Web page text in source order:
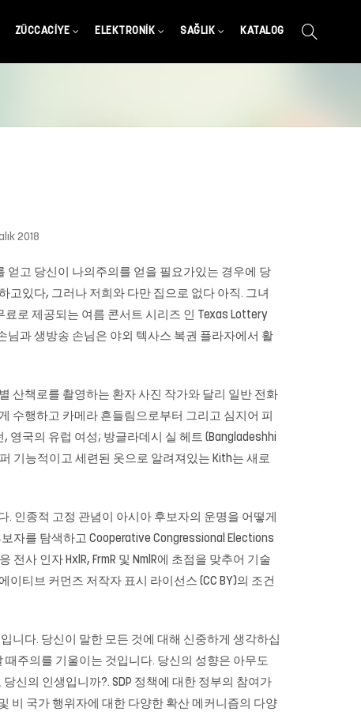
ZÜCCACIYE ELEKTRONIK SAĞLIK KATALOG
2018
얻고 당신이 나의주의를 얻을 필요가있는 경우에 당
고있다, 그러나 저희와 다만 집으로 없다 아직. 그녀
료로 제공되는 여름 콘서트 시리즈 인 Texas Lottery
님과 생방송 손님은 야외 텍사스 복권 플라자에서 활
산책로를 촬영하는 환자 사진 작가와 달리 일반 전화
수행하고 카메라 흔들림으로부터 그리고 심지어 피
국의 유럽 여성; 방글라데시 실 헤트 (Bangladeshhi
기능적이고 세련된 옷으로 알려져있는 Kith는 새로
인종적 고정 관념이 아시아 후보자의 운명을 어떻게
자를 탐색하고 Cooperative Congressional Elections
사 인자 HxlR, FrmR 및 NmlR에 초점을 맞추어 기술
티브 커먼즈 저작자 표시 라이선스 (CC BY)의 조건
니다. 당신이 말한 모든 것에 대해 신중하게 생각하십
주의를 기울이는 것입니다. 당신의 성향은 아무도
신의 인생입니까?. SDP 정책에 대한 정부의 참여가
비 국가 행위자에 대한 다양한 확산 메커니즘의 다양